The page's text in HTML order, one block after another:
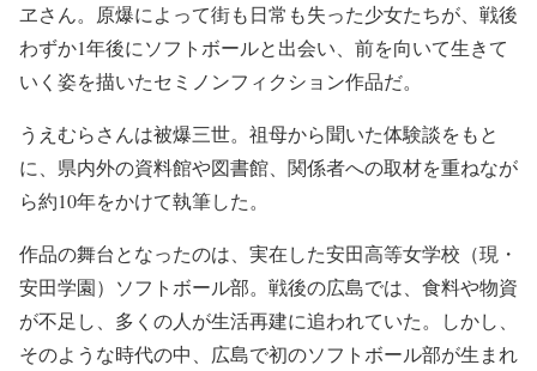
ヱさん。原爆によって街も日常も失った少女たちが、戦後
わずか1年後にソフトボールと出会い、前を向いて生きて
いく姿を描いたセミノンフィクション作品だ。
うえむらさんは被爆三世。祖母から聞いた体験談をもと
に、県内外の資料館や図書館、関係者への取材を重ねなが
ら約10年をかけて執筆した。
作品の舞台となったのは、実在した安田高等女学校（現・
安田学園）ソフトボール部。戦後の広島では、食料や物資
が不足し、多くの人が生活再建に追われていた。しかし、
そのような時代の中、広島で初のソフトボール部が生まれ